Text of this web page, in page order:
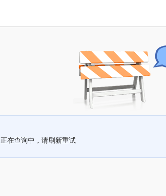
正在查询中，请刷新重试